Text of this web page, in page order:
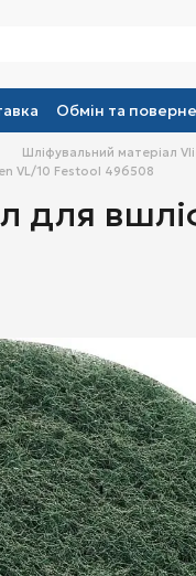
Обмін та
Шліфувальний матеріал
VL/10 Festool 496508
для